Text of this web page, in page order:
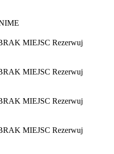
MIEJSC Rezerwuj
MIEJSC Rezerwuj
MIEJSC Rezerwuj
MIEJSC Rezerwuj